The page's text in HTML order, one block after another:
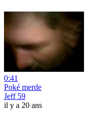
0:41
Poké merde
Jeff 59
il y a 20 ans